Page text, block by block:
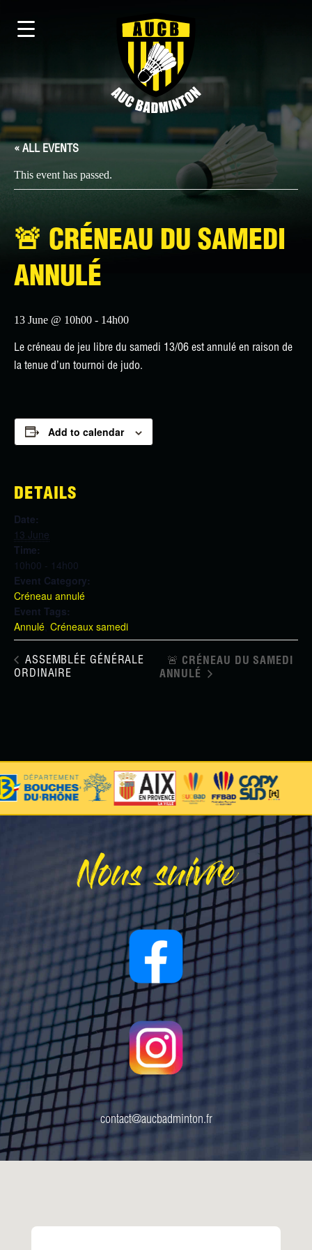
« ALL EVENTS
This event has passed.
🚨​ CRÉNEAU DU SAMEDI
ANNULÉ
13 June @ 10h00 - 14h00
Le créneau de jeu libre du samedi 13/06 est annulé en raison de
la tenue d’un tournoi de judo.
Add to calendar
DETAILS
Date:
13 June
Time:
10h00 - 14h00
Event Category:
Créneau annulé
Event Tags:
Annulé Créneaux samedi
ASSEMBLÉE GÉNÉRALE
ORDINAIRE
🚨​ CRÉNEAU DU SAMEDI
ANNULÉ
Nous suivre
contact@aucbadminton.fr